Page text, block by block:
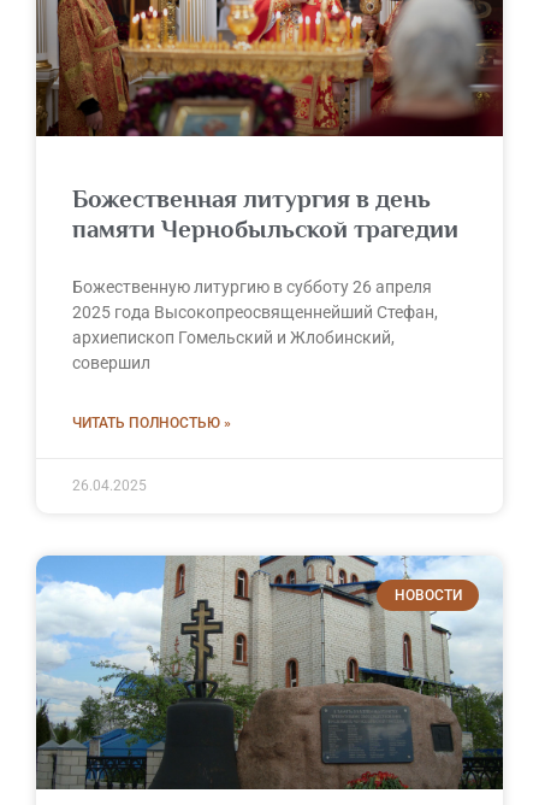
Божественная литургия в день
памяти Чернобыльской трагедии
Божественную литургию в субботу 26 апреля
2025 года Высокопреосвященнейший Стефан,
архиепископ Гомельский и Жлобинский,
совершил
ЧИТАТЬ ПОЛНОСТЬЮ »
26.04.2025
НОВОСТИ